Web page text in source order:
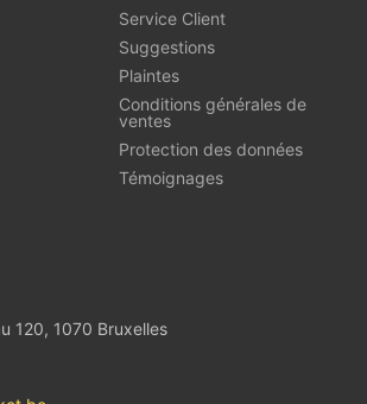
Service Client
Suggestions
Plaintes
Conditions générales de
ventes
Protection des données
Témoignages
120, 1070 Bruxelles